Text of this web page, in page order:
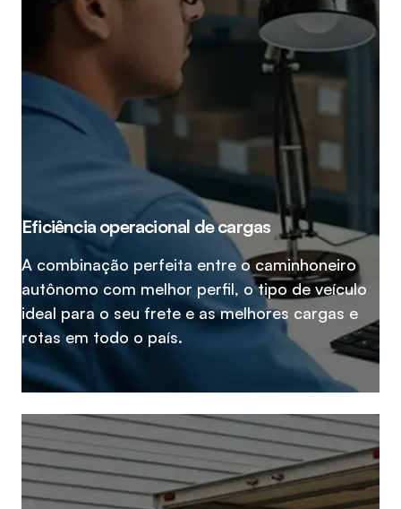
Eficiência operacional de cargas
A combinação perfeita entre o caminhoneiro
autônomo com melhor perfil, o tipo de veículo
ideal para o seu frete e as melhores cargas e
rotas em todo o país.